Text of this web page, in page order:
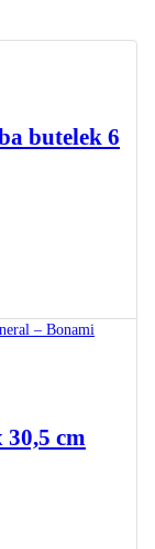
butelek 6
30,5 cm